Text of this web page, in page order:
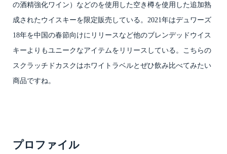
の酒精強化ワイン）などのを使用した空き樽を使用した追加熟
成されたウイスキーを限定販売している。2021年はデュワーズ
18年を中国の春節向けにリリースなど他のブレンデッドウイス
キーよりもユニークなアイテムをリリースしている。こちらの
スクラッチドカスクはホワイトラベルとぜひ飲み比べてみたい
商品ですね。
プロファイル